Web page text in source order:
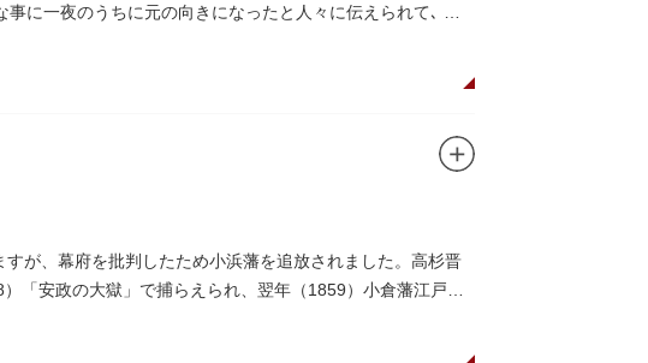
に一夜のうちに元の向きになったと人々に伝えられて､ こ
が、幕府を批判したため小浜藩を追放されました。高杉晋
「安政の大獄」で捕らえられ、翌年（1859）小倉藩江戸邸